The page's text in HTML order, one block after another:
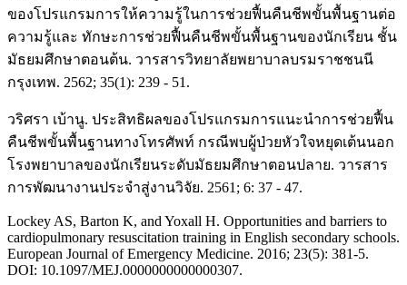
ของโปรแกรมการให้ความรู้ในการช่วยฟื้นคืนชีพขั้นพื้นฐานต่อ
ความรู้และ ทักษะการช่วยฟื้นคืนชีพขั้นพื้นฐานของนักเรียน ชั้น
มัธยมศึกษาตอนต้น. วารสารวิทยาลัยพยาบาลบรมราชชนนี
กรุงเทพ. 2562; 35(1): 239 - 51.
วริศรา เบ้านู. ประสิทธิผลของโปรแกรมการแนะนำการช่วยฟื้น
คืนชีพขั้นพื้นฐานทางโทรศัพท์ กรณีพบผู้ป่วยหัวใจหยุดเต้นนอก
โรงพยาบาลของนักเรียนระดับมัธยมศึกษาตอนปลาย. วารสาร
การพัฒนางานประจำสู่งานวิจัย. 2561; 6: 37 - 47.
Lockey AS, Barton K, and Yoxall H. Opportunities and barriers to
cardiopulmonary resuscitation training in English secondary schools.
European Journal of Emergency Medicine. 2016; 23(5): 381-5.
DOI: 10.1097/MEJ.0000000000000307.